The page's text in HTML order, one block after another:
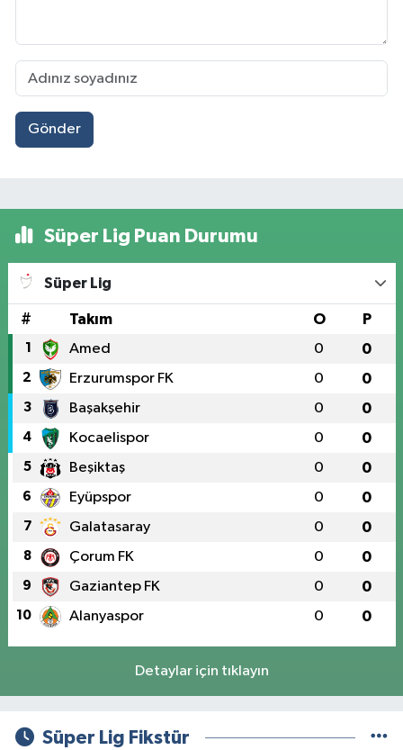
Gönder
Süper Lig Puan Durumu
Süper Lig
# Takım O P
1 Amed 0 0
2 Erzurumspor FK 0 0
3 Başakşehir 0 0
4 Kocaelispor 0 0
5 Beşiktaş 0 0
6 Eyüpspor 0 0
7 Galatasaray 0 0
8 Çorum FK 0 0
9 Gaziantep FK 0 0
10 Alanyaspor 0 0
Detaylar için tıklayın
Süper Lig Fikstür